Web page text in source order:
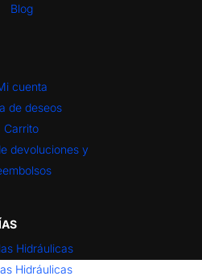
Blog
cuenta
de deseos
Carrito
devoluciones y
Hidráulicas
Hidráulicas